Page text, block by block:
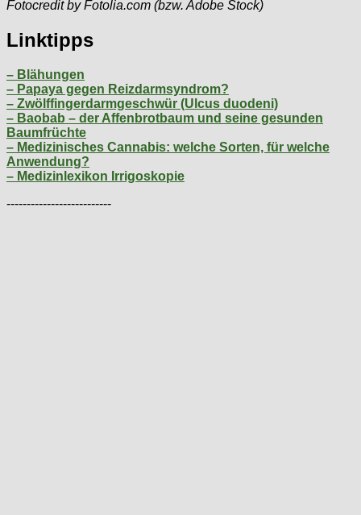
Fotocredit by Fotolia.com (bzw. Adobe Stock)
Linktipps
– Blähungen
– Papaya gegen Reizdarmsyndrom?
– Zwölffingerdarmgeschwür (Ulcus duodeni)
– Baobab – der Affenbrotbaum und seine gesunden
Baumfrüchte
– Medizinisches Cannabis: welche Sorten, für welche
Anwendung?
– Medizinlexikon Irrigoskopie
--------------------------